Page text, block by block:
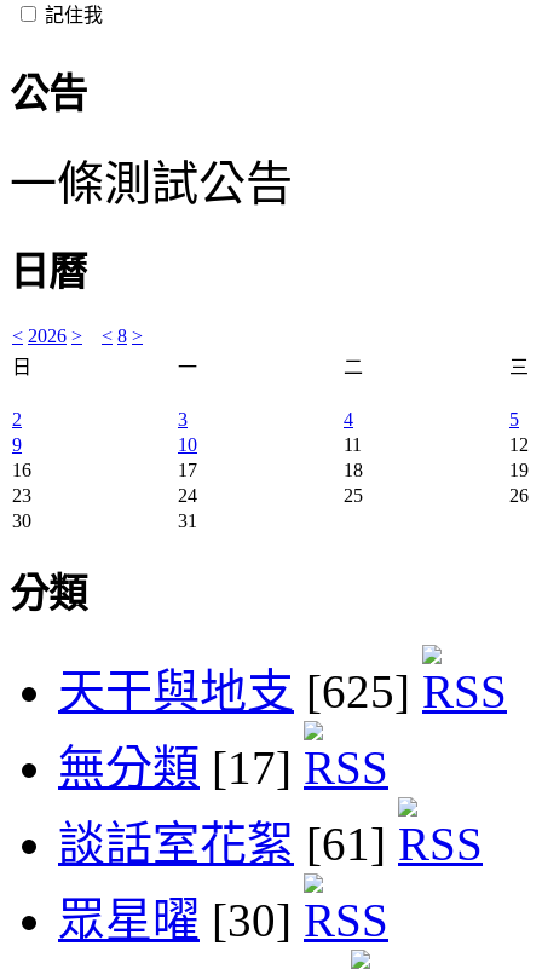
記住我
公告
一條測試公告
日曆
< 2026 > < 8 >
日
一 二 三
2 3 4
5
9
10 11
12
16
17 18
19
23
24 25
26
30
31
分類
天干與地支 [625]
無分類 [17]
談話室花絮 [61]
眾星曜 [30]